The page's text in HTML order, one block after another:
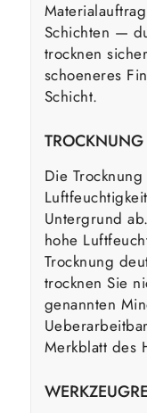
Schichten —
trocknen
schoeneres
Schicht.
TROCKNUNG
Die
Untergrund
hohe
Trocknung
trocknen Sie
genannten
Merkblatt des